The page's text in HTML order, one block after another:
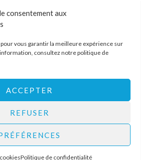
consentement aux
vous garantir la meilleure expérience sur
consultez notrepolitique de
ACCEPTER
REFUSER
Politique de confidentialité
Contactez-nous
DE-LA-RUELLE